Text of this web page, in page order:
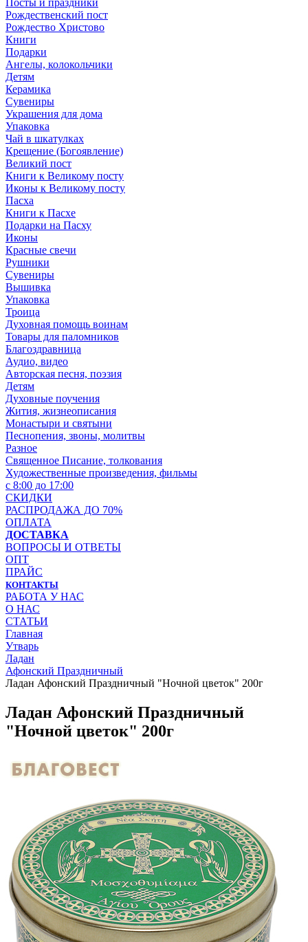
Посты и праздники
Рождественский пост
Рождество Христово
Книги
Подарки
Ангелы, колокольчики
Детям
Керамика
Сувениры
Украшения для дома
Упаковка
Чай в шкатулках
Крещение (Богоявление)
Великий пост
Книги к Великому посту
Иконы к Великому посту
Пасха
Книги к Пасхе
Подарки на Пасху
Иконы
Красные свечи
Рушники
Сувениры
Вышивка
Упаковка
Троица
Духовная помощь воинам
Товары для паломников
Благоздравница
Аудио, видео
Авторская песня, поэзия
Детям
Духовные поучения
Жития, жизнеописания
Монастыри и святыни
Песнопения, звоны, молитвы
Разное
Священное Писание, толкования
Художественные произведения, фильмы
с 8:00 до 17:00
СКИДКИ
РАСПРОДАЖА ДО 70%
ОПЛАТА
ДОСТАВКА
ВОПРОСЫ И ОТВЕТЫ
ОПТ
ПРАЙС
КОНТАКТЫ
РАБОТА У НАС
О НАС
СТАТЬИ
Главная
Утварь
Ладан
Афонский Праздничный
Ладан Афонский Праздничный "Ночной цветок" 200г
Ладан Афонский Праздничный
"Ночной цветок" 200г